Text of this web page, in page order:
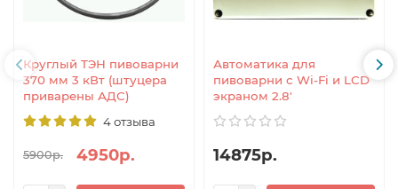
Круглый ТЭН пивоварни
370 мм 3 кВт (штуцера
приварены АДС)
4 отзыва
5900р. 4950р.
Автоматика для
пивоварни с Wi-Fi и LCD
экраном 2.8'
14875р.